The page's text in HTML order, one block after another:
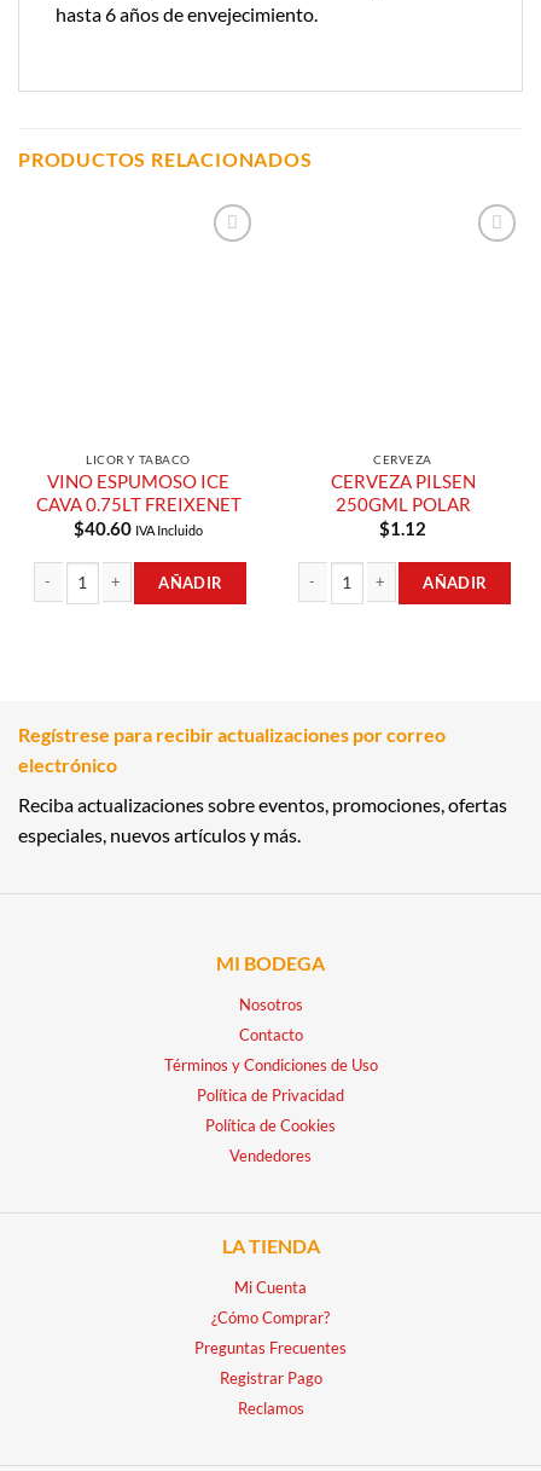
hasta 6 años de envejecimiento.
PRODUCTOS RELACIONADOS
LICOR Y TABACO
VINO ESPUMOSO ICE
CAVA 0.75LT FREIXENET
$40.60 IVA Incluido
AÑADIR
CERVEZA
CERVEZA PILSEN
250GML POLAR
$1.12
AÑADIR
Regístrese para recibir actualizaciones por correo
electrónico
Reciba actualizaciones sobre eventos, promociones, ofertas
especiales, nuevos artículos y más.
MI BODEGA
Nosotros
Contacto
Términos y Condiciones de Uso
Política de Privacidad
Política de Cookies
Vendedores
LA TIENDA
Mi Cuenta
¿Cómo Comprar?
Preguntas Frecuentes
Registrar Pago
Reclamos